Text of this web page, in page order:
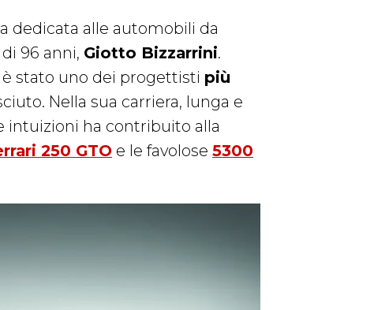
dedicata alle automobili da
96 anni, Giotto Bizzarrini.
stato uno dei progettisti più
Nella sua carriera, lunga e
intuizioni ha contribuito alla
250 GTO e le favolose 5300